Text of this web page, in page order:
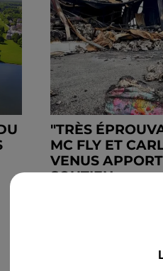
"TRÈS
MC FLY ET
VENUS
SOUTIEN...